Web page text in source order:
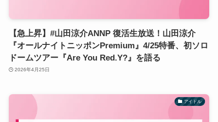
【急上昇】#山田涼介ANNP 復活生放送！山田涼介
『オールナイトニッポンPremium』4/25特番、初ソロ
ドームツアー『Are You Red.Y?』を語る
2026年4月25日
アイドル